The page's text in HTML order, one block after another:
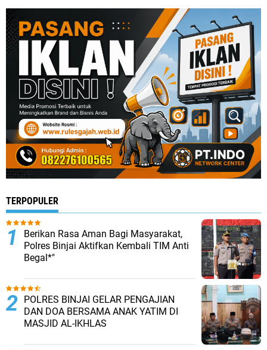
TERPOPULER
Berikan Rasa Aman Bagi Masyarakat,
Polres Binjai Aktifkan Kembali TIM Anti
Begal*"
POLRES BINJAI GELAR PENGAJIAN
DAN DOA BERSAMA ANAK YATIM DI
MASJID AL-IKHLAS